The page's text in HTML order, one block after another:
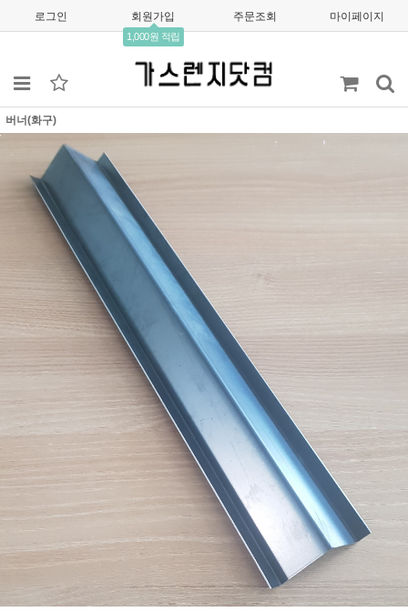
로그인 회원가입
1,000원 적립
주문조회 마이페이지
버너(화구)